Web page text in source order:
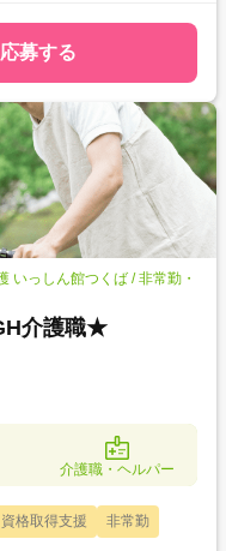
応募する
いっしん館つくば / 非常勤・
介護職★
介護職・ヘルパー
資格取得支援
非常勤